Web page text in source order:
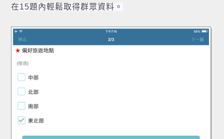
在15題內輕鬆取得群眾資料。